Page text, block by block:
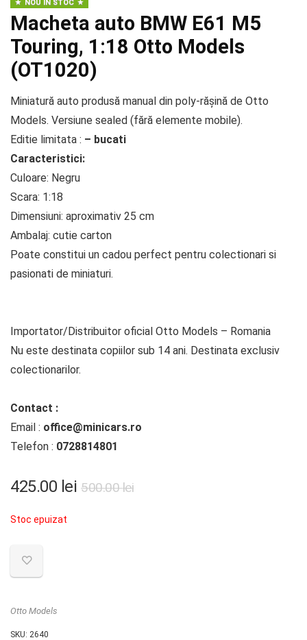
NOU IN STOC
Macheta auto BMW E61 M5
Touring, 1:18 Otto Models
(OT1020)
Miniatură auto produsă manual din poly-rășină de Otto
Models. Versiune sealed (fără elemente mobile).
Editie limitata : – bucati
Caracteristici:
Culoare: Negru
Scara: 1:18
Dimensiuni: aproximativ 25 cm
Ambalaj: cutie carton
Poate constitui un cadou perfect pentru colectionari si
pasionati de miniaturi.
Importator/Distribuitor oficial Otto Models – Romania
Nu este destinata copiilor sub 14 ani. Destinata exclusiv
colectionarilor.
Contact :
Email : office@minicars.ro
Telefon : 0728814801
500.00leiPrețul
425.00 lei
Prețul
Stoc epuizat
Otto Models
SKU: 2640